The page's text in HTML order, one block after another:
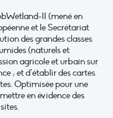
II (mené en
et le Secrétariat
des grandes classes
(naturels et
agricole et urbain sur
; et d’établir des cartes
Optimisée pour une
en évidence des